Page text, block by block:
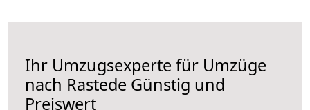
Ihr Umzugsexperte für Umzüge
nach Rastede Günstig und
Preiswert